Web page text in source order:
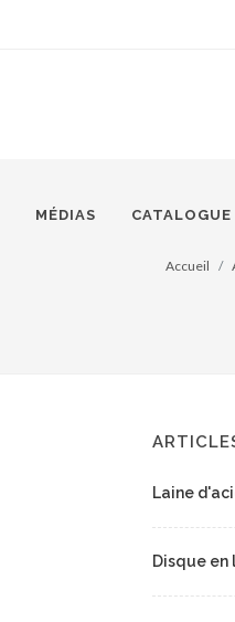
MÉDIAS CATALOGUE
Accueil
Laine
Disque en